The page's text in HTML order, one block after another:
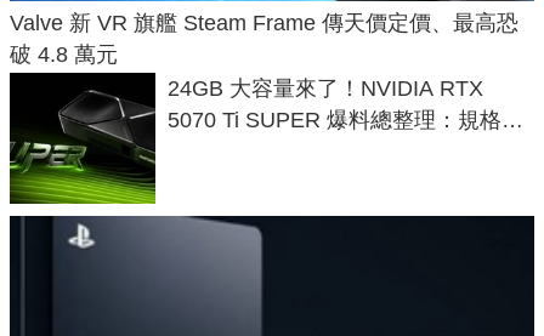
Valve 新 VR 旗艦 Steam Frame 傳天價定價、最高恐
破 4.8 萬元
24GB 大容量來了！NVIDIA RTX
5070 Ti SUPER 爆料總整理：規格、